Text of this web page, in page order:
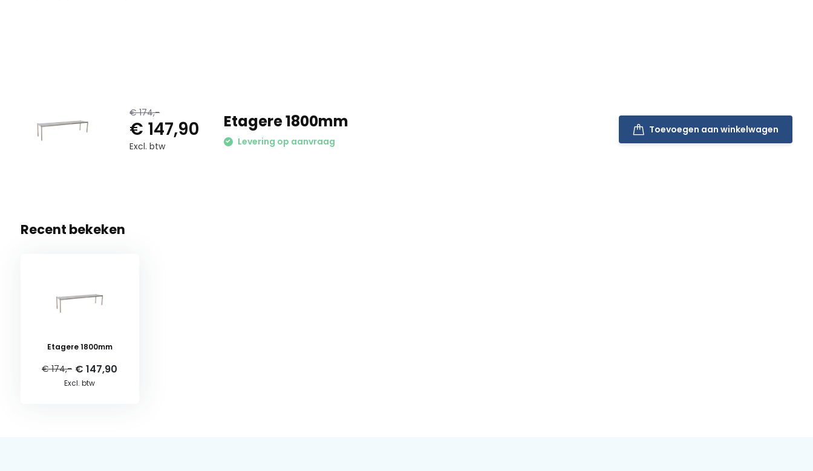
€ 174,-
€ 147,90
Excl. btw
Etagere 1800mm
Levering op aanvraag
Toevoegen aan winkelwagen
Recent bekeken
Etagere 1800mm
€ 174,- € 147,90
Excl. btw